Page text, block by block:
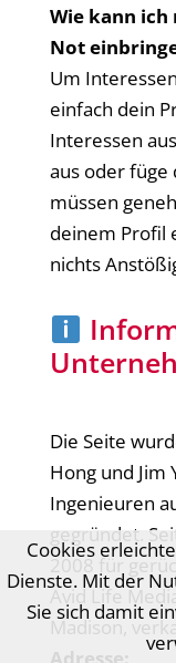
Wie kann
Not
Um
einfach dein
Interessen
aus oder füge
müssen
deinem Profil
nichts
Die Seite
Hong und Jim
Ingenieuren
gegründet.
2008 für
Avid Life
Madison,
Adresse:
Cookies
Dienste. Mit der
Sie sich damit